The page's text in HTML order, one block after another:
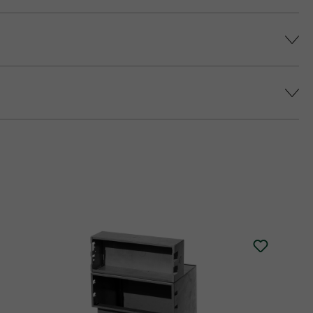
platina fedlap áll rendelkezésre (fedlap
impregnálását javasolja (ez felár
érjünk el, és elkerüljük a